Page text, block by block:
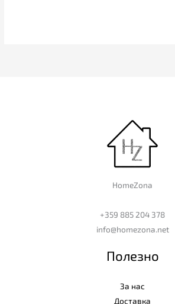
HomeZona
+359 885 204 378
info@homezona.net
Полезно
За нас
Доставка